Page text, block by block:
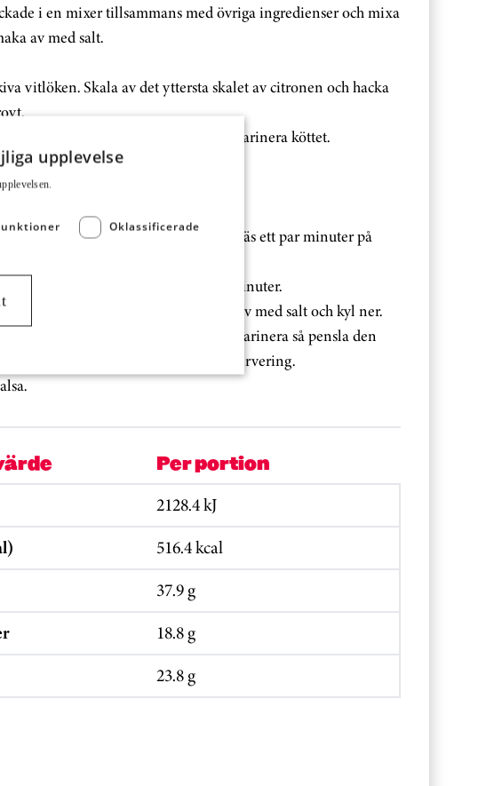
i en mixer tillsammans med övriga ingredienser och mixa
av med salt.
vitlöken. Skala av det yttersta skalet av citronen och hacka
ingredienser med olivoljan och marinera köttet.
i minst 1 timme.
och vitlök.
och vitlöken i en kastrull och fräs ett par minuter på
av ingredienserna och koka ca 5 minuter.
i en mixer och mixa slätt. Smaka av med salt och kyl ner.
använda BBQ glazen i stället för att marinera så pensla den
högreven med glazen strax före servering.
Per portion
2128.4 kJ
516.4 kcal
37.9 g
18.8 g
23.8 g
upplevelse
Oklassificerade